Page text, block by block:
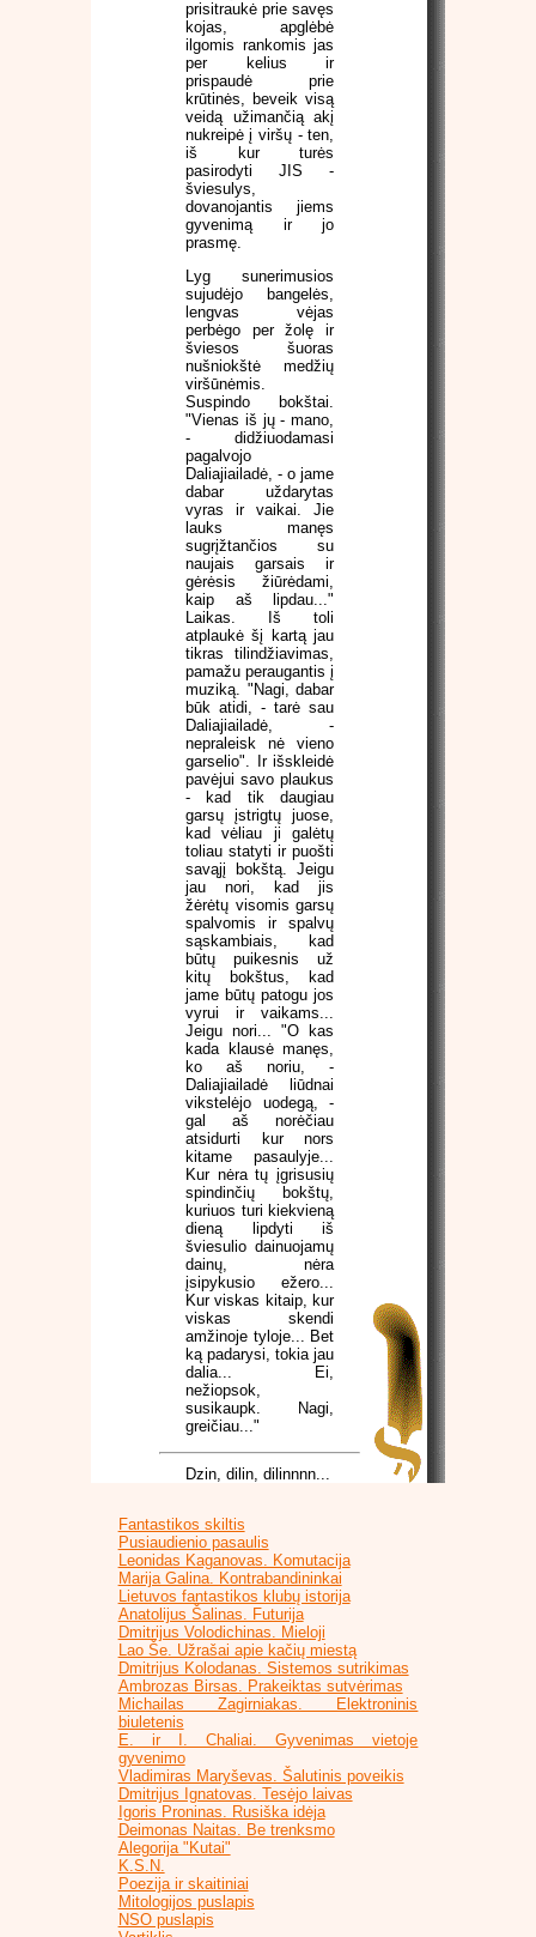
prisitraukė prie savęs
kojas, apglėbė
ilgomis rankomis jas
per kelius ir
prispaudė prie
krūtinės, beveik visą
veidą užimančią akį
nukreipė į viršų - ten,
iš kur turės
pasirodyti JIS -
šviesulys,
dovanojantis jiems
gyvenimą ir jo
prasmę.
Lyg sunerimusios
sujudėjo bangelės,
lengvas vėjas
perbėgo per žolę ir
šviesos šuoras
nušniokštė medžių
viršūnėmis.
Suspindo bokštai.
"Vienas iš jų - mano,
- didžiuodamasi
pagalvojo
Daliajiailadė, - o jame
dabar uždarytas
vyras ir vaikai. Jie
lauks manęs
sugrįžtančios su
naujais garsais ir
gėrėsis žiūrėdami,
kaip aš lipdau..."
Laikas. Iš toli
atplaukė šį kartą jau
tikras tilindžiavimas,
pamažu peraugantis į
muziką. "Nagi, dabar
būk atidi, - tarė sau
Daliajiailadė, -
nepraleisk nė vieno
garselio". Ir išskleidė
pavėjui savo plaukus
- kad tik daugiau
garsų įstrigtų juose,
kad vėliau ji galėtų
toliau statyti ir puošti
savąjį bokštą. Jeigu
jau nori, kad jis
žėrėtų visomis garsų
spalvomis ir spalvų
sąskambiais, kad
būtų puikesnis už
kitų bokštus, kad
jame būtų patogu jos
vyrui ir vaikams...
Jeigu nori... "O kas
kada klausė manęs,
ko aš noriu, -
Daliajiailadė liūdnai
vikstelėjo uodegą, -
gal aš norėčiau
atsidurti kur nors
kitame pasaulyje...
Kur nėra tų įgrisusių
spindinčių bokštų,
kuriuos turi kiekvieną
dieną lipdyti iš
šviesulio dainuojamų
dainų, nėra
įsipykusio ežero...
Kur viskas kitaip, kur
viskas skendi
amžinoje tyloje... Bet
ką padarysi, tokia jau
dalia... Ei,
nežiopsok,
susikaupk. Nagi,
greičiau..."
Dzin, dilin, dilinnnn...
Fantastikos skiltis
Pusiaudienio pasaulis
Leonidas Kaganovas. Komutacija
Marija Galina. Kontrabandininkai
Lietuvos fantastikos klubų istorija
Anatolijus Šalinas. Futurija
Dmitrijus Volodichinas. Mieloji
Lao Še. Užrašai apie kačių miestą
Dmitrijus Kolodanas. Sistemos sutrikimas
Ambrozas Birsas. Prakeiktas sutvėrimas
Michailas Zagirniakas. Elektroninis
biuletenis
E. ir I. Chaliai. Gyvenimas vietoje
gyvenimo
Vladimiras Maryševas. Šalutinis poveikis
Dmitrijus Ignatovas. Tesėjo laivas
Igoris Proninas. Rusiška idėja
Deimonas Naitas. Be trenksmo
Alegorija "Kutai"
K.S.N.
Poezija ir skaitiniai
Mitologijos puslapis
NSO puslapis